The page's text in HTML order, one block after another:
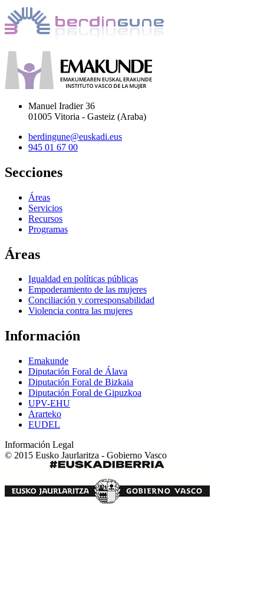
Manuel Iradier 36
01005 Vitoria - Gasteiz (Araba)
berdingune@euskadi.eus
945 01 67 00
Secciones
Áreas
Servicios
Recursos
Programas
Áreas
Igualdad en políticas públicas
Empoderamiento de las mujeres
Conciliación y corresponsabilidad
Violencia contra las mujeres
Información
Emakunde
Diputación Foral de Álava
Diputación Foral de Bizkaia
Diputación Foral de Gipuzkoa
UPV-EHU
Ararteko
EUDEL
Información Legal
© 2015 Eusko Jaurlaritza - Gobierno Vasco